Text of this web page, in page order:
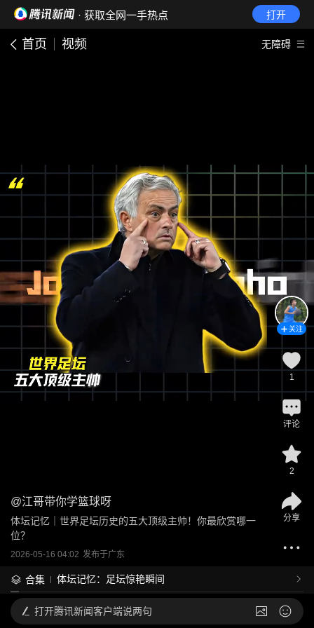
· 获取全网一手热点 打开
首页 视频 无障碍
@江哥带你学篮球呀
体坛记忆｜世界足坛历史的五大顶级主帅！你最欣赏哪一
位？
2026-05-16 04:02 发布于广东
合集 体坛记忆：足坛惊艳瞬间
关注
1
评论
2
分享
打开腾讯新闻客户端说两句